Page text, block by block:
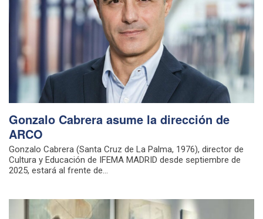
Gonzalo Cabrera asume la dirección de
ARCO
Gonzalo Cabrera (Santa Cruz de La Palma, 1976), director de
Cultura y Educación de IFEMA MADRID desde septiembre de
2025, estará al frente de...